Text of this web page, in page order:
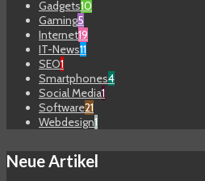
Gadgets10
Gaming5
Internet19
IT-News11
SEO1
Smartphones4
Social Media1
Software21
Webdesign1
Neue Artikel